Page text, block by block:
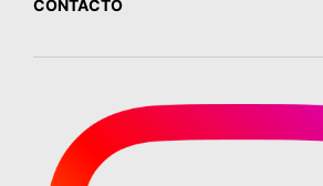
CONTACTO